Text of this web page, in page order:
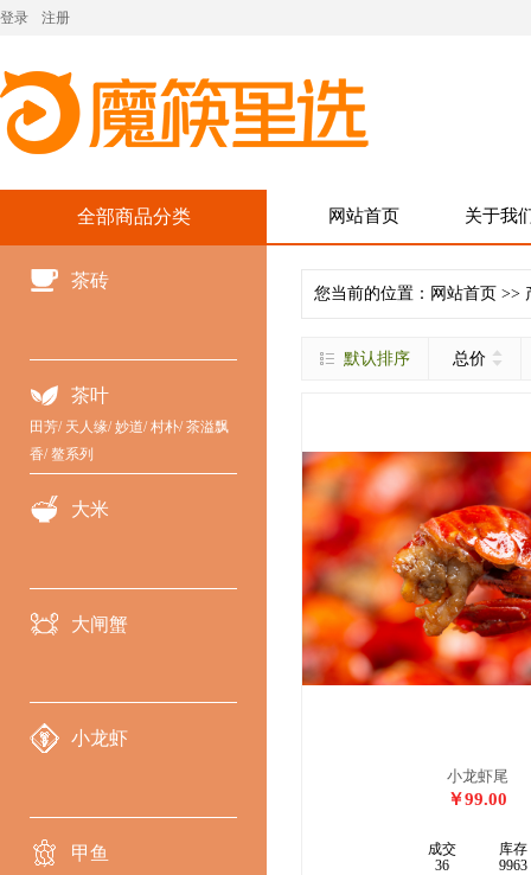
登录 注册
全部商品分类
茶砖
茶叶
田芳/ 天人缘/妙道/村朴/茶溢飘
香/鳌系列
大米
大闸蟹
小龙虾
甲鱼
网站首页 关于我
您当前的位置： 网站首页 >>
默认排序 总价
小龙虾尾
￥99.00
成交
36
库存
9963